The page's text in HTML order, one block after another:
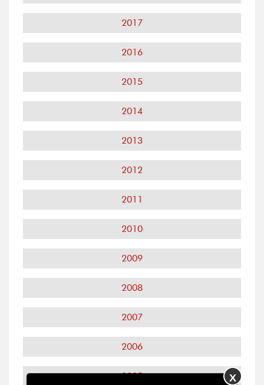
2017
2016
2015
2014
2013
2012
2011
2010
2009
2008
2007
2006
2005 X